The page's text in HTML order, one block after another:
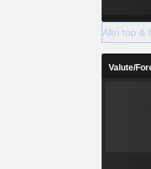
Altri top &
Valute/